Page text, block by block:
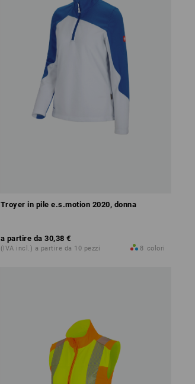
Troyer in pile e.s.motion 2020, donna
a partire da 30,38 €
(IVA incl.) a partire da 10 pezzi 8 colori